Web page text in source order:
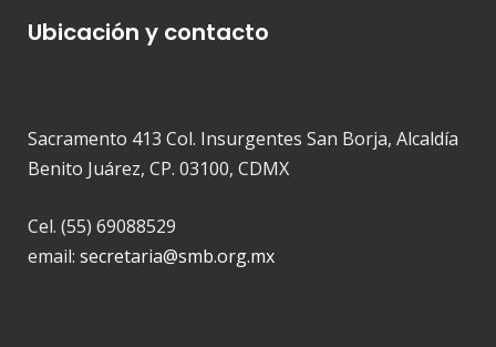
Ubicación y contacto
Sacramento 413 Col. Insurgentes San Borja, Alcaldía
Benito Juárez, CP. 03100, CDMX
Cel. (55) 69088529
email: secretaria@smb.org.mx